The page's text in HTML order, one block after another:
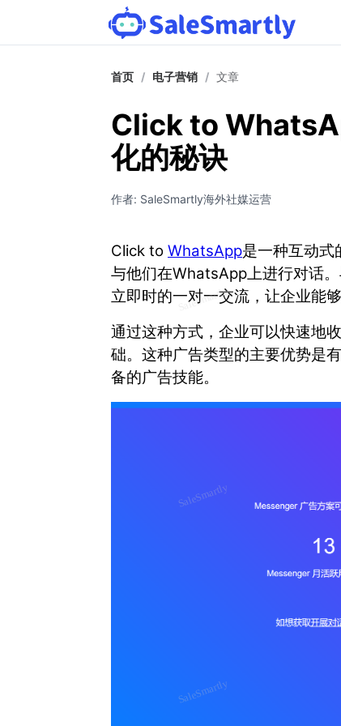
首页 / 电子营销 / 文章
Click to
化的秘诀
作者: SaleSmartly海外社媒运营
Click to WhatsApp是一种互动式
与他们在WhatsApp上进行对话
立即时的一对一交流，让企业能
通过这种方式，企业可以快速地
础。这种广告类型的主要优势是
备的广告技能。